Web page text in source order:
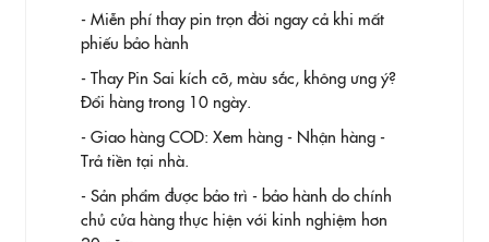
- Miễn phí thay pin trọn đời ngay cả khi mất
phiếu bảo hành
- Thay Pin Sai kích cỡ, màu sắc, không ưng ý?
Đổi hàng trong 10 ngày.
- Giao hàng COD: Xem hàng - Nhận hàng -
Trả tiền tại nhà.
- Sản phẩm được bảo trì - bảo hành do chính
chủ cửa hàng thực hiện với kinh nghiệm hơn